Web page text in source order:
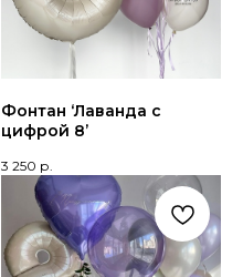
Фонтан ‘Лаванда с
цифрой 8’
3 250 р.